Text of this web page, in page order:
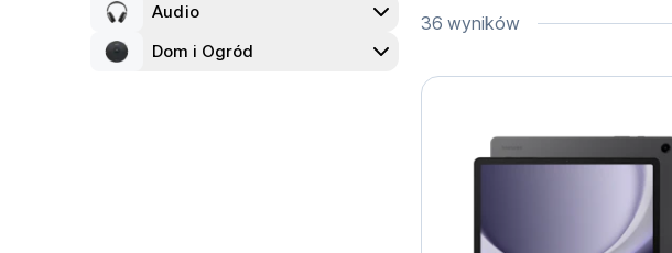
Audio
Dom i Ogród
36 wyników